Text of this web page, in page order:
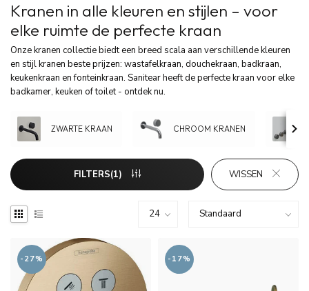
Kranen in alle kleuren en stijlen – voor
elke ruimte de perfecte kraan
Onze kranen collectie biedt een breed scala aan verschillende kleuren
en stijl kranen beste prijzen: wastafelkraan, douchekraan, badkraan,
keukenkraan en fonteinkraan. Sanitear heeft de perfecte kraan voor elke
badkamer, keuken of toilet - ontdek nu.
ZWARTE KRAAN CHROOM KRANEN
FILTERS(1) WISSEN
-27% -17%